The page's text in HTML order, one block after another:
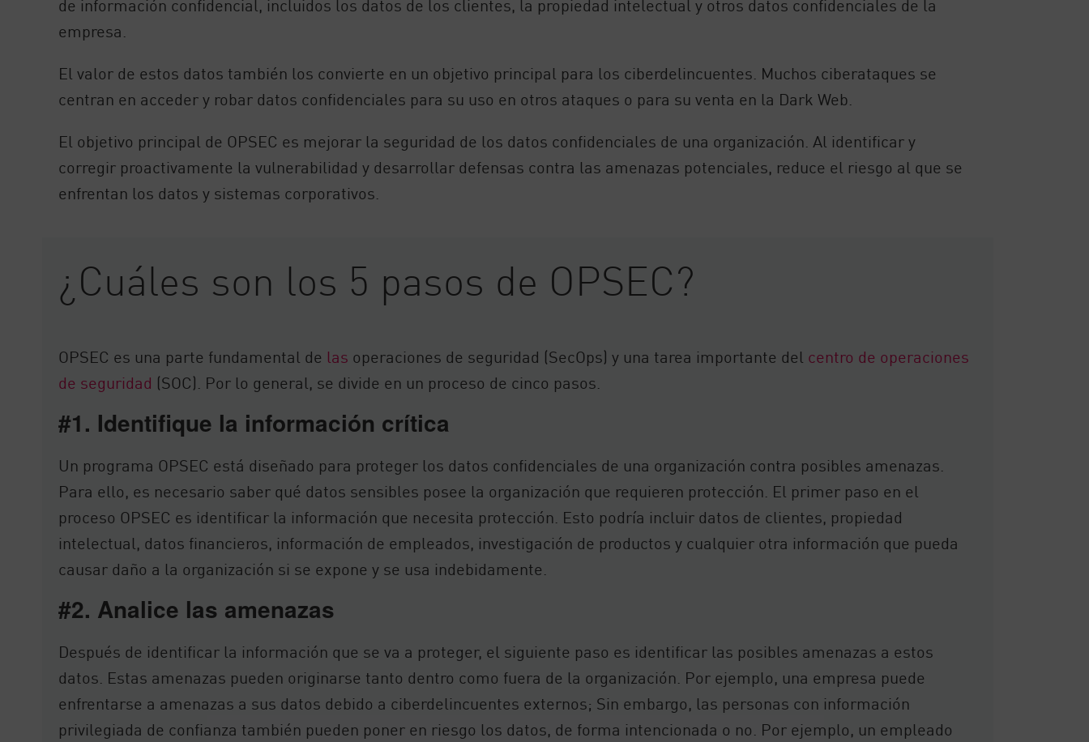
AI Agent Security
empresa.
El valor de estos datos también los convierte en un objetivo principal para los ciberdelincuentes. Muchos ciberataques se
centran en acceder y robar datos confidenciales para su uso en otros ataques o para su venta en la Dark Web.
El objetivo principal de OPSEC es mejorar la seguridad de los datos confidenciales de una organización. Al identificar y
corregir proactivamente la vulnerabilidad y desarrollar defensas contra las amenazas potenciales, reduce el riesgo al que se
enfrentan los datos y sistemas corporativos.
¿Cuáles son los 5 pasos de OPSEC?
OPSEC es una parte fundamental de las operaciones de seguridad (SecOps) y una tarea importante del centro de operaciones
de seguridad (SOC). Por lo general, se divide en un proceso de cinco pasos.
#1. Identifique la información crítica
Un programa OPSEC está diseñado para proteger los datos confidenciales de una organización contra posibles amenazas.
Para ello, es necesario saber qué datos sensibles posee la organización que requieren protección. El primer paso en el
proceso OPSEC es identificar la información que necesita protección. Esto podría incluir datos de clientes, propiedad
intelectual, datos financieros, información de empleados, investigación de productos y cualquier otra información que pueda
causar daño a la organización si se expone y se usa indebidamente.
#2. Analice las amenazas
Después de identificar la información que se va a proteger, el siguiente paso es identificar las posibles amenazas a estos
datos. Estas amenazas pueden originarse tanto dentro como fuera de la organización. Por ejemplo, una empresa puede
enfrentarse a amenazas a sus datos debido a ciberdelincuentes externos; Sin embargo, las personas con información
privilegiada de confianza también pueden poner en riesgo los datos, de forma intencionada o no. Por ejemplo, un empleado